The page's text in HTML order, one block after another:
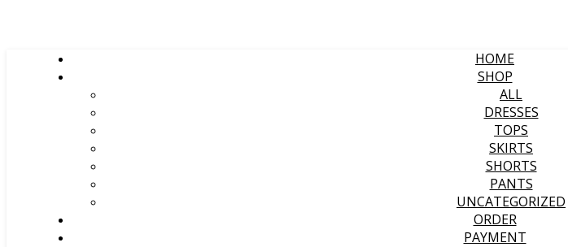
HOME
SHOP
ALL
DRESSES
TOPS
SKIRTS
SHORTS
PANTS
UNCATEGORIZED
ORDER
PAYMENT